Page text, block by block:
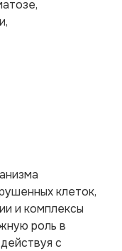
клеток,
и комплексы
роль в
с